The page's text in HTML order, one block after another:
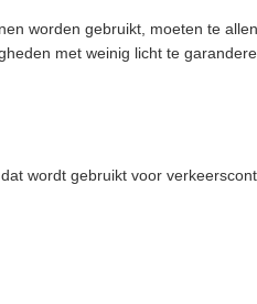
worden gebruikt, moeten te
met weinig licht te
wordt gebruikt voor